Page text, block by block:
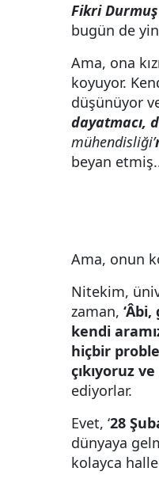
Fikri Durmuş
bugün de
Ama, ona
koyuyor.
düşünüyor
dayatmacı,
mühendisliği’
beyan
Ama, onun
Nitekim,
zaman,
kendi
hiçbir
çıkıyoruz
ediyorlar.
Evet, ‘28
dünyaya
kolayca